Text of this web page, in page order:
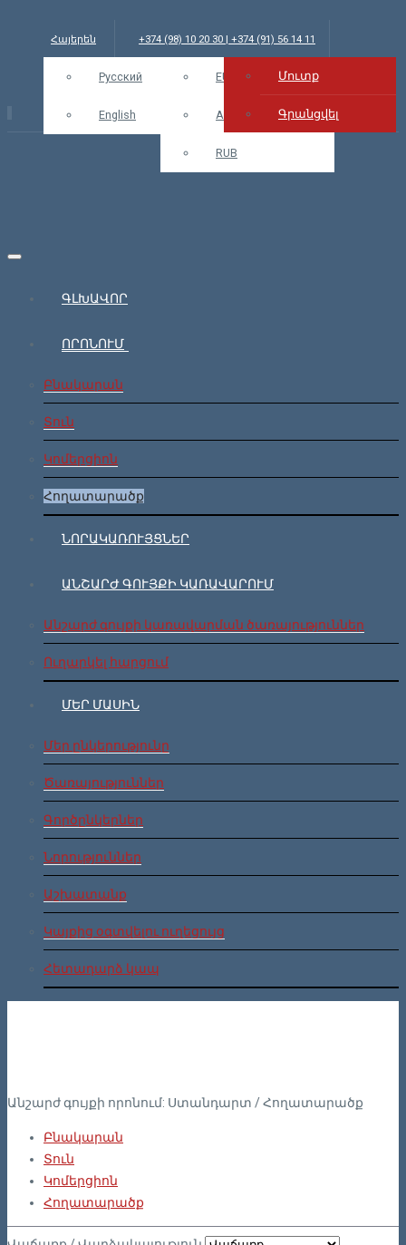
Հայերեն
Русский
English
+374 (98) 10 20 30 | +374 (91) 56 14 11
info@bars.am USD EUR
AMD
RUB
Մուտք Մուտք
Գրանցվել
ԳԼԽԱՎՈՐ
ՈՐՈՆՈՒՄ
Բնակարան
Տուն
Կոմերցիոն
Հողատարածք
ՆՈՐԱԿԱՌՈՒՅՑՆԵՐ
ԱՆՇԱՐԺ ԳՈՒՅՔԻ ԿԱՌԱՎԱՐՈՒՄ
Անշարժ գույքի կառավարման ծառայություններ
Ուղարկել հարցում
ՄԵՐ ՄԱՍԻՆ
Մեր ընկերությունը
Ծառայություններ
Գործընկերներ
Նորություններ
Աշխատանք
Կայքից օգտվելու ուղեցույց
Հետադարձ կապ
Անշարժ գույքի որոնում: Ստանդարտ /Հողատարածք
Բնակարան
Տուն
Կոմերցիոն
Հողատարածք